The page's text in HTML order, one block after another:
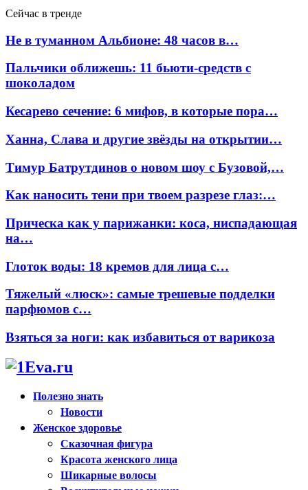
Сейчас в тренде
Не в туманном Альбионе: 48 часов в…
Пальчики оближешь: 11 бьюти-средств с
шоколадом
Кесарево сечение: 6 мифов, в которые пора…
Ханна, Слава и другие звёзды на открытии…
Тимур Батрутдинов о новом шоу с Бузовой,…
Как наносить тени при твоем разрезе глаз:…
Прическа как у парижанки: коса, ниспадающая
на…
Глоток воды: 18 кремов для лица с…
Тяжелый «люск»: самые трешевые подделки
парфюмов с…
Взяться за ноги: как избавиться от варикоза
Полезно знать
Новости
Женское здоровье
Сказочная фигура
Красота женского лица
Шикарные волосы